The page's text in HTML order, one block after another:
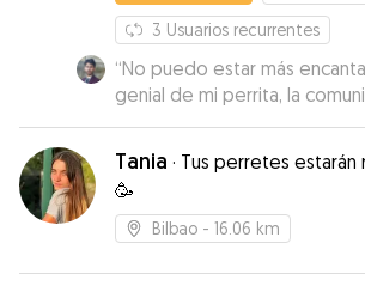
3 Usuarios recurrentes
“No puedo estar más
genial de mi perrita, la
siempre atenta para que
Me he quedado muy
Maddi estaba en buenas
quedado encantada. Para
Tania · Tus perretes estarán
🥳
Bilbao - 16.06 km